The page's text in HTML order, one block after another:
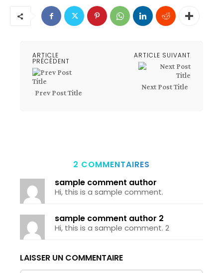
ARTICLE
PRÉCÉDENT
Prev Post Title
ARTICLE SUIVANT
Next Post Title
2 COMMENTAIRES
sample comment author
Hi, this is a sample comment.
sample comment author 2
Hi, this is a sample comment. 2
LAISSER UN COMMENTAIRE